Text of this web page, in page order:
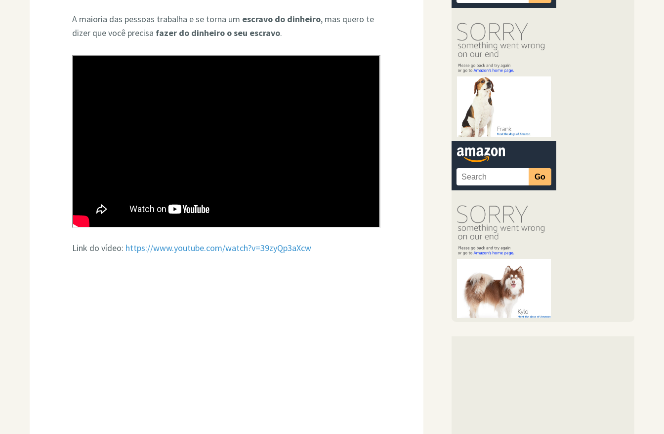
A maioria das pessoas trabalha e se torna um escravo do dinheiro, mas quero te
dizer que você precisa fazer do dinheiro o seu escravo.
Link do vídeo: https://www.youtube.com/watch?v=39zyQp3aXcw